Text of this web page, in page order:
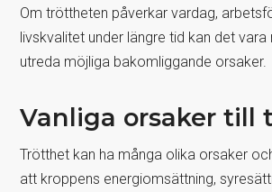
Om tröttheten påverkar vardag,
livskvalitet under längre tid kan det
utreda möjliga bakomliggande orsaker.
Vanliga orsaker till
Trötthet kan ha många olika orsaker
att kroppens energiomsättning,